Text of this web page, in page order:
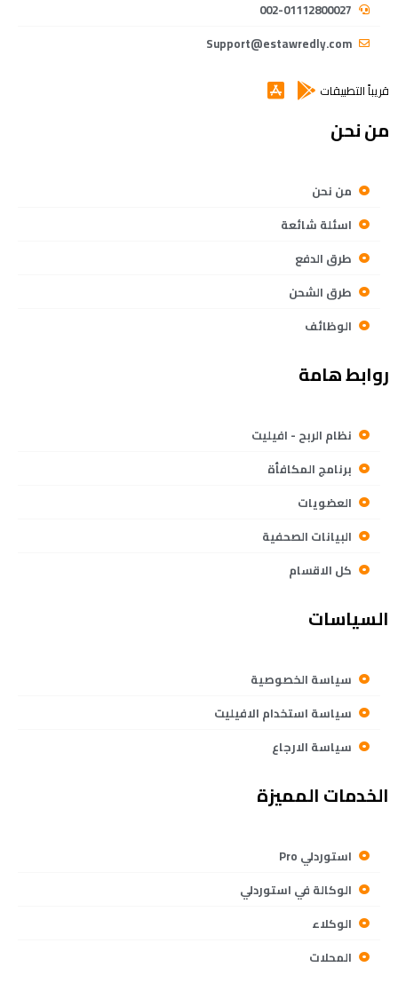
002-01112800027
Support@estawredly.com
قريباً التطبيقات
من نحن
من نحن
اسئلة شائعة
طرق الدفع
طرق الشحن
الوظائف
روابط هامة
نظام الربح - افيليت
برنامج المكافأة
العضويات
البيانات الصحفية
كل الاقسام
السياسات
سياسة الخصوصية
سياسة استخدام الافيليت
سياسة الارجاع
الخدمات المميزة
استوردلي Pro
الوكالة في استوردلي
الوكلاء
المحلات